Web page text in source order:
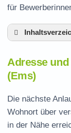
für
(Ems)
Termin
Adresse
(Ems)
Die nächste
Wohnort über
in der Nähe